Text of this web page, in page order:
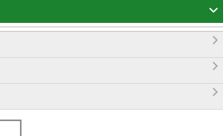



